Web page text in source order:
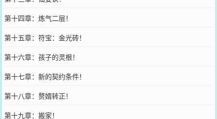
第十四章：炼气二层！
第十五章：符宝：金光砖！
第十六章：孩子的灵根！
第十七章：新的契约条件！
第十八章：赘婿转正！
第十九章：搬家！